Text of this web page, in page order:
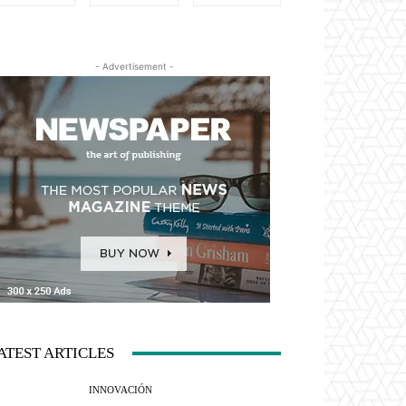
- Advertisement -
ARTICLES
INNOVACIÓN